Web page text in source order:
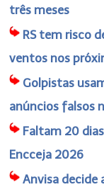
três meses
RS tem risco
ventos nos
Golpistas
anúncios falsos
Faltam 20
Encceja 2026
Anvisa decide